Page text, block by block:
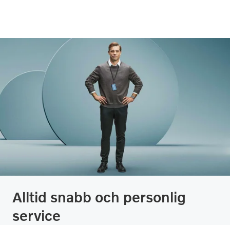
Alltid snabb och personlig
service